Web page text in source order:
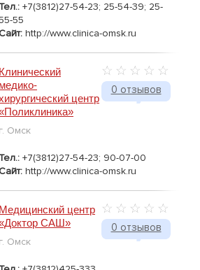
Тел.: +7(3812)27-54-23; 25-54-39; 25-
55
Сайт: http://www.clinica-omsk.ru
0 отзывов
Клинический
медико-
центр
г. Омск
Тел.: +7(3812)27-54-23; 90-07-00
Сайт: http://www.clinica-omsk.ru
0 отзывов
Медицинский центр
САШ»
г. Омск